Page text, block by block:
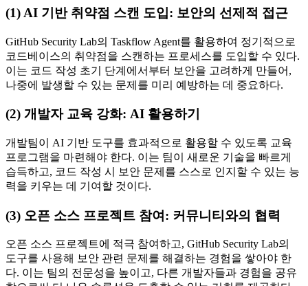
(1) AI 기반 취약점 스캔 도입: 보안의 선제적 접근
GitHub Security Lab의 Taskflow Agent를 활용하여 정기적으로
코드베이스의 취약점을 스캔하는 프로세스를 도입할 수 있다.
이는 코드 작성 초기 단계에서부터 보안을 고려하게 만들어,
나중에 발생할 수 있는 문제를 미리 예방하는 데 중요하다.
(2) 개발자 교육 강화: AI 활용하기
개발팀이 AI 기반 도구를 효과적으로 활용할 수 있도록 교육
프로그램을 마련해야 한다. 이는 팀이 새로운 기술을 빠르게
습득하고, 코드 작성 시 보안 문제를 스스로 인지할 수 있는 능
력을 키우는 데 기여할 것이다.
(3) 오픈 소스 프로젝트 참여: 커뮤니티와의 협력
오픈 소스 프로젝트에 적극 참여하고, GitHub Security Lab의
도구를 사용해 보안 관련 문제를 해결하는 경험을 쌓아야 한
다. 이는 팀의 전문성을 높이고, 다른 개발자들과 경험을 공유